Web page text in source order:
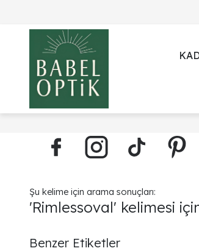
Şu kelime için arama sonuçları:
'Rimlessoval' kelimesi
Benzer Etiketler